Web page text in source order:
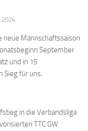
2024
neue Mannschaftssaison
September
und in 15
Sieg für uns.
in die Verbandsliga
TTC GW